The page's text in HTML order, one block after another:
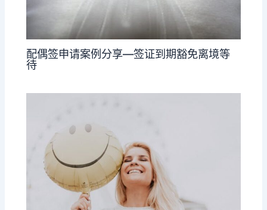
配偶签申请案例分享—签证到期豁免离境等
待